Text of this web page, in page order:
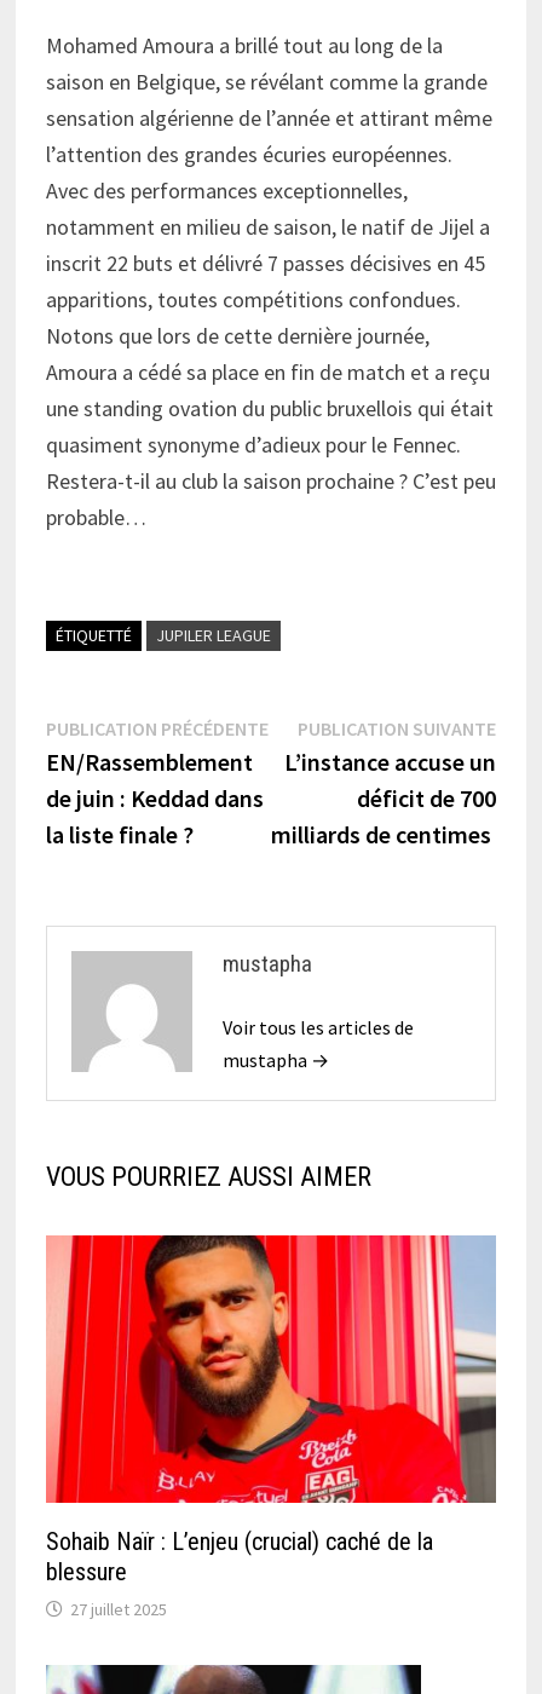
Mohamed Amoura a brillé tout au long de la
saison en Belgique, se révélant comme la grande
sensation algérienne de l’année et attirant même
l’attention des grandes écuries européennes.
Avec des performances exceptionnelles,
notamment en milieu de saison, le natif de Jijel a
inscrit 22 buts et délivré 7 passes décisives en 45
apparitions, toutes compétitions confondues.
Notons que lors de cette dernière journée,
Amoura a cédé sa place en fin de match et a reçu
une standing ovation du public bruxellois qui était
quasiment synonyme d’adieux pour le Fennec.
Restera-t-il au club la saison prochaine ? C’est peu
probable…
ÉTIQUETTÉ JUPILER LEAGUE
Navigation
de
l’article
PUBLICATION PRÉCÉDENTEPublication
précédente :
EN/Rassemblement
de juin : Keddad dans
la liste finale ?
PUBLICATION SUIVANTE
L’instance accuse un
déficit de 700
milliards de centimes
mustapha
Voir tous les articles de
mustapha →
VOUS POURRIEZ AUSSI AIMER
Sohaib Naïr : L’enjeu (crucial) caché de la
blessure
27 juillet 2025